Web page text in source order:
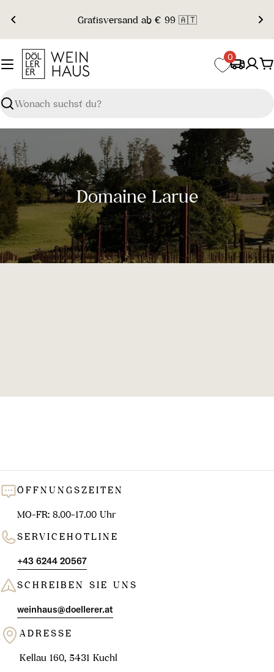
Inhalt
springen
Gratisversand ab € 99 🇦🇹
Suchen
0
S
a
m
m
Domaine Larue
ÖFFNUNGSZEITEN
MO-FR: 8.00-17.00 Uhr
SERVICEHOTLINE
+43 6244 20567
SCHREIBEN SIE UNS
weinhaus@doellerer.at
ADRESSE
Kellau 160, 5431 Kuchl